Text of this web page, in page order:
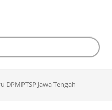
DPMPTSP Jawa Tengah